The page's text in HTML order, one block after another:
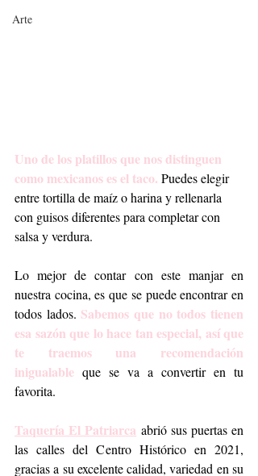
Arte
Uno de los platillos que nos distinguen
como mexicanos es el taco. Puedes elegir
entre tortilla de maíz o harina y rellenarla
con guisos diferentes para completar con
salsa y verdura.
Lo mejor de contar con este manjar en
nuestra cocina, es que se puede encontrar en
todos lados. Sabemos que no todos tienen
esa sazón que lo hace tan especial, así que
te traemos una recomendación
inigualable que se va a convertir en tu
favorita.
Taquería El Patriarca abrió sus puertas en
las calles del Centro Histórico en 2021,